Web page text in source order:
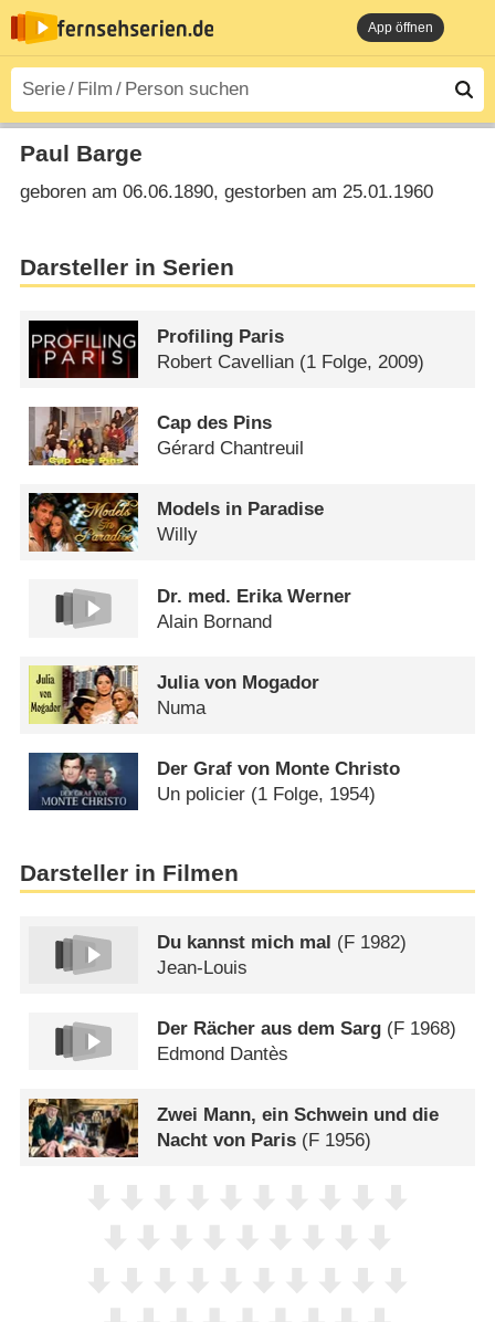
App öffnen
Paul Barge
geboren am 06.06.1890, gestorben am 25.01.1960
Darsteller in Serien
Profiling Paris
Robert Cavellian (1 Folge, 2009)
Cap des Pins
Gérard Chantreuil
Models in Paradise
Willy
Dr. med. Erika Werner
Alain Bornand
Julia von Mogador
Numa
Der Graf von Monte Christo
Un policier (1 Folge, 1954)
Darsteller in Filmen
Du kannst mich mal (F 1982)
Jean-Louis
Der Rächer aus dem Sarg (F 1968)
Edmond Dantès
Zwei Mann, ein Schwein und die
Nacht von Paris (F 1956)